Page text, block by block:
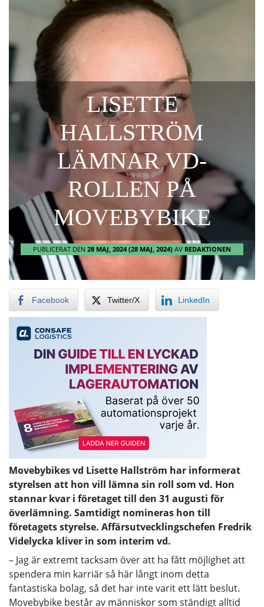
LISETTE
HALLSTRÖM
LÄMNAR VD-
ROLLEN PÅ
MOVEBYBIKE
PUBLICERAT DEN 28 MAJ, 2024 (28 MAJ, 2024) AV REDAKTIONEN
Facebook Twitter/X LinkedIn
Movebybikes vd Lisette Hallström har informerat
styrelsen att hon vill lämna sin roll som vd. Hon
stannar kvar i företaget till den 31 augusti för
överlämning. Samtidigt nomineras hon till
företagets styrelse. Affärsutvecklingschefen Fredrik
Videlycka kliver in som interim vd.
– Jag är extremt tacksam över att ha fått möjlighet att
spendera min karriär så här långt inom detta
fantastiska bolag, så det har inte varit ett lätt beslut.
Movebybike består av människor som ständigt alltid